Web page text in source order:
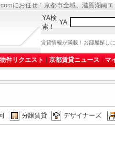
にお任せ！京都市全域、滋賀湖南
YA検
索！
YA
賃貸情報が満載！お部屋探し
物件リクエスト 京都賃貸ニュース マ
分譲賃貸 デザイナーズ